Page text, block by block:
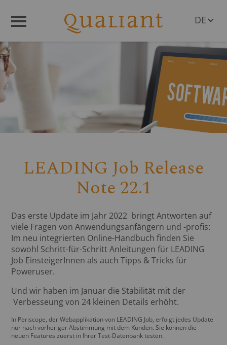
DE
LEADING Job Release
Note 22.1
Das erste Update im Jahr 2022 bringt Antworten auf
viele Fragen von Anwendungsanfängern und -profis:
Im neu integrierten Online-Handbuch finden Sie
sowohl Schritt-für-Schritt Anleitungen für LEADING
Job EinsteigerInnen als auch Tipps & Tricks für
Poweruser.
Und wir haben im Januar die Stabilität mit der
Verbesseung von 24 kleinen Details erhöht.
In Periscope, der Webapplikation von LEADING Job, erfolgt jedes Update
nur nach vorheriger Abstimmung mit dem Kunden. Sie können die
neuen Features zuerst in Ihrer Test-Datenbank testen.